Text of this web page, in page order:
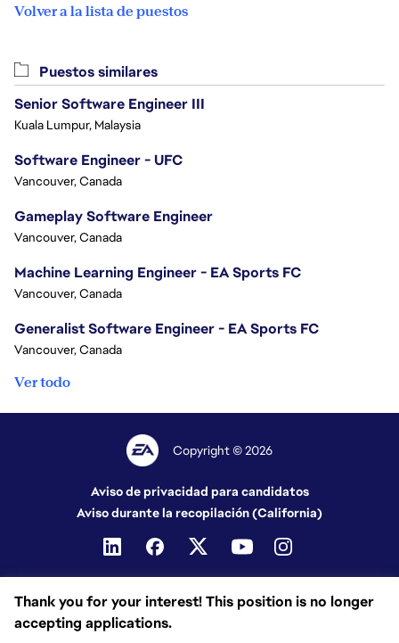
Volver a la lista de puestos
Thank you for your interest! This position is no longer
accepting applications.
Puestos similares
Senior Software Engineer III
Kuala Lumpur, Malaysia
Software Engineer - UFC
Vancouver, Canada
Gameplay Software Engineer
Vancouver, Canada
Machine Learning Engineer - EA Sports FC
Vancouver, Canada
Generalist Software Engineer - EA Sports FC
Vancouver, Canada
Ver todo
Copyright © 2026
Aviso de privacidad para candidatos
Aviso durante la recopilación (California)